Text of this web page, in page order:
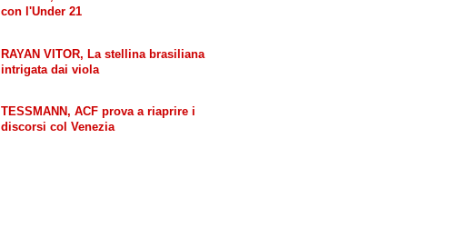
con l'Under 21
RAYAN VITOR, La stellina brasiliana
intrigata dai viola
TESSMANN, ACF prova a riaprire i
discorsi col Venezia